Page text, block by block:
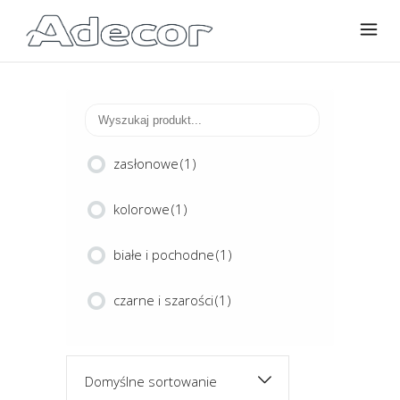
zasłonowe(1)
kolorowe(1)
białe i pochodne(1)
czarne i szarości(1)
Domyślne sortowanie